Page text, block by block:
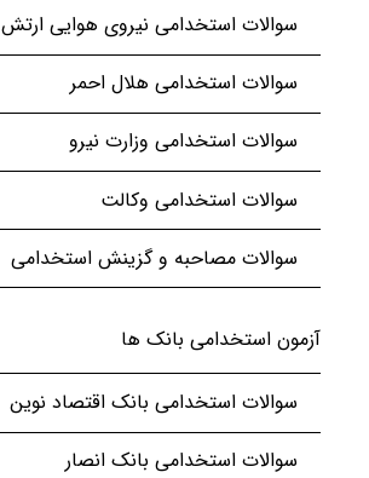
سوالات استخدامی نیروی هوایی ارتش
سوالات استخدامی هلال احمر
سوالات استخدامی وزارت نیرو
سوالات استخدامی وکالت
سوالات مصاحبه و گزینش استخدامی
آزمون استخدامی بانک ها
سوالات استخدامی بانک اقتصاد نوین
سوالات استخدامی بانک انصار